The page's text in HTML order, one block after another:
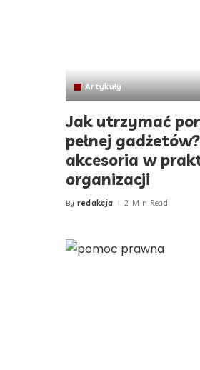
Artykuły
Jak utrzymać
pełnej
akcesoria w
organizacji
Posted
By redakcja 2 Min Read